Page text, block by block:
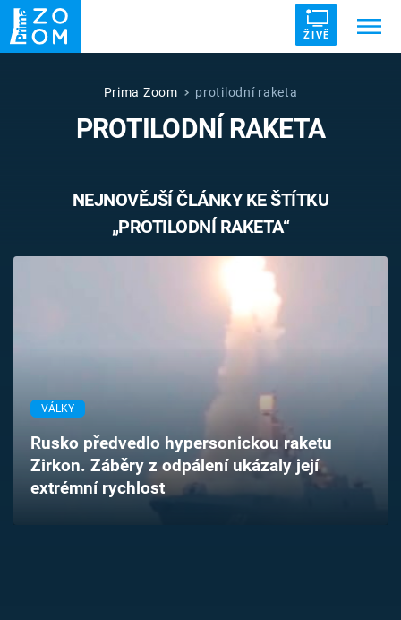
ŽIVĚ
ZRÁDCI UFO DRUHÁ SVĚTOVÁ VÁLKA
VETŘELCI DÁVNOVĚKU
Časopis
Sledujte prima+
Prima Zoom protilodní raketa
PROTILODNÍ RAKETA
NEJNOVĚJŠÍ ČLÁNKY KE ŠTÍTKU
„PROTILODNÍ RAKETA“
VÁLKY
Rusko předvedlo hypersonickou raketu
Zirkon. Záběry z odpálení ukázaly její
extrémní rychlost